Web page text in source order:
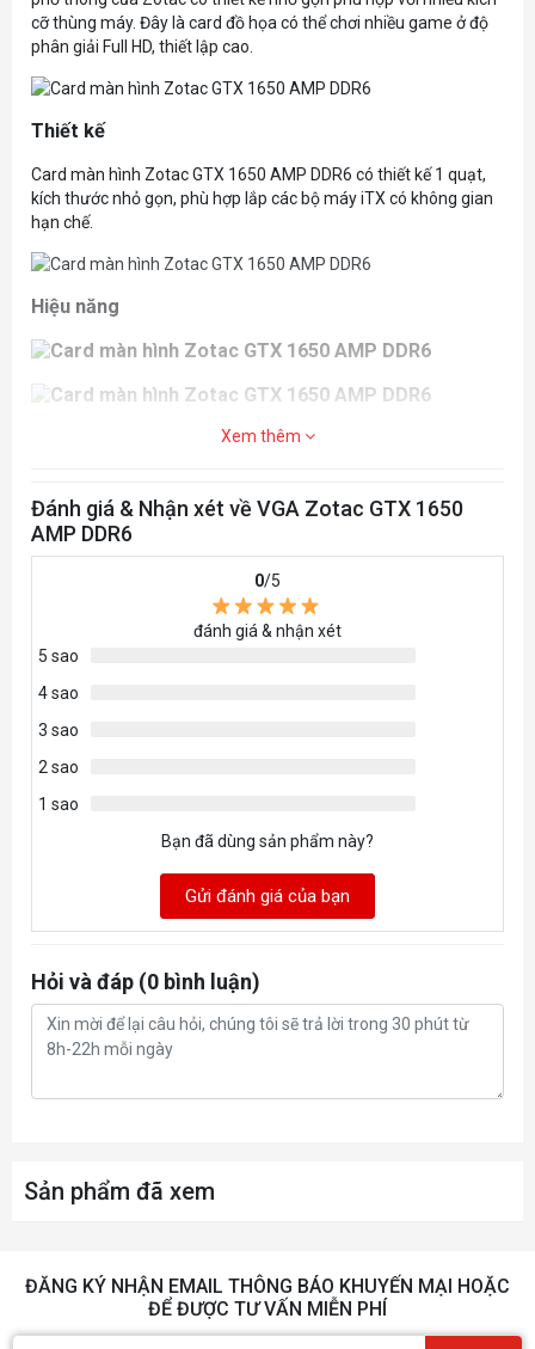
cỡ thùng máy. Đây là card đồ họa có thể chơi nhiều game ở độ
phân giải Full HD, thiết lập cao.
Thiết kế
Card màn hình Zotac GTX 1650 AMP DDR6 có thiết kế 1 quạt,
kích thước nhỏ gọn, phù hợp lắp các bộ máy iTX có không gian
hạn chế.
Hiệu năng
quạt tản nhiệt dày 2 slot PCI - có khả năng làm mát tốt trong
hầu hết các điều kiện hoạt động.
có kích thước nhỏ gọn để phù hợp với các thùng máy iTX.
Card màn hình Zotac GTX 1650 AMP DDR6 là phần mềm
GPU, tốc độ quạt,...
Xem thêm
Đánh giá & Nhận xét về VGA Zotac GTX 1650
AMP DDR6
0/5
đánh giá & nhận xét
5 sao
4 sao
3 sao
2 sao
1 sao
Bạn đã dùng sản phẩm này?
Gửi đánh giá của bạn
Hỏi và đáp (0 bình luận)
Sản phẩm đã xem
ĐĂNG KÝ NHẬN EMAIL THÔNG BÁO KHUYẾN MẠI HOẶC
ĐỂ ĐƯỢC TƯ VẤN MIỄN PHÍ